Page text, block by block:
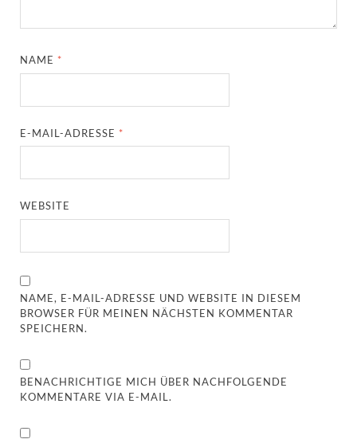
NAME *
E-MAIL-ADRESSE *
WEBSITE
NAME, E-MAIL-ADRESSE UND WEBSITE IN DIESEM
BROWSER FÜR MEINEN NÄCHSTEN KOMMENTAR
SPEICHERN.
BENACHRICHTIGE MICH ÜBER NACHFOLGENDE
KOMMENTARE VIA E-MAIL.